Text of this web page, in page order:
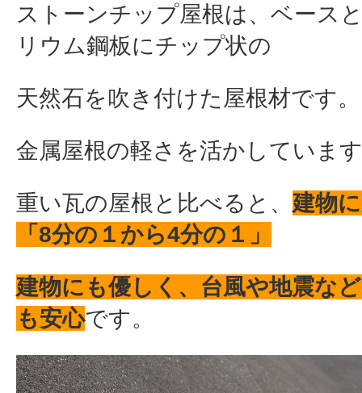
ストーンチップ屋根は、ベース
リウム鋼板にチップ状の
天然石を吹き付けた屋根材です。
金属屋根の軽さを活かしていま
重い瓦の屋根と比べると、 建物
「8分の１から4分の１」
建物にも優しく、台風や地震な
も安心です。